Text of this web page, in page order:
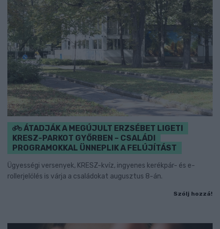
ÁTADJÁK A MEGÚJULT ERZSÉBET LIGETI
KRESZ-PARKOT GYŐRBEN – CSALÁDI
PROGRAMOKKAL ÜNNEPLIK A FELÚJÍTÁST
Ügyességi versenyek, KRESZ-kvíz, ingyenes kerékpár- és e-
rollerjelölés is várja a családokat augusztus 8-án.
Szólj hozzá!